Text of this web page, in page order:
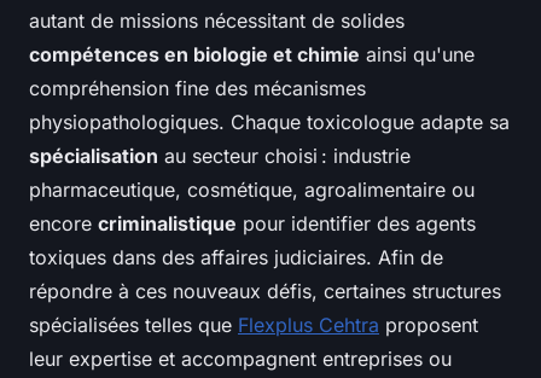
autant de missions nécessitant de solides
compétences en biologie et chimie ainsi qu'une
compréhension fine des mécanismes
physiopathologiques. Chaque toxicologue adapte sa
spécialisation au secteur choisi : industrie
pharmaceutique, cosmétique, agroalimentaire ou
encore criminalistique pour identifier des agents
toxiques dans des affaires judiciaires. Afin de
répondre à ces nouveaux défis, certaines structures
spécialisées telles que Flexplus Cehtra proposent
leur expertise et accompagnent entreprises ou